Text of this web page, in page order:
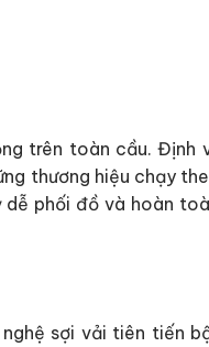
trên toàn cầu. Định
thương hiệu chạy
phối đồ và hoàn
sợi vải tiên tiến